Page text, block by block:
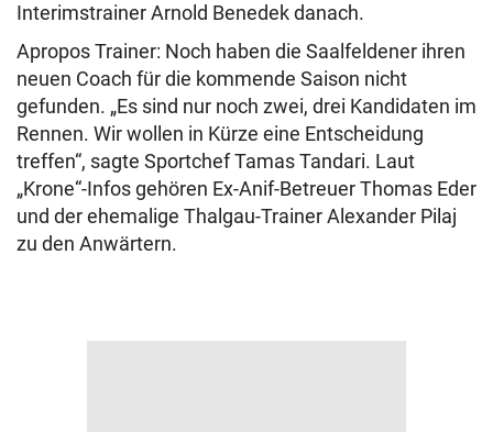
Interimstrainer Arnold Benedek danach.
Apropos Trainer: Noch haben die Saalfeldener ihren
neuen Coach für die kommende Saison nicht
gefunden. „Es sind nur noch zwei, drei Kandidaten im
Rennen. Wir wollen in Kürze eine Entscheidung
treffen“, sagte Sportchef Tamas Tandari. Laut
„Krone“-Infos gehören Ex-Anif-Betreuer Thomas Eder
und der ehemalige Thalgau-Trainer Alexander Pilaj
zu den Anwärtern.